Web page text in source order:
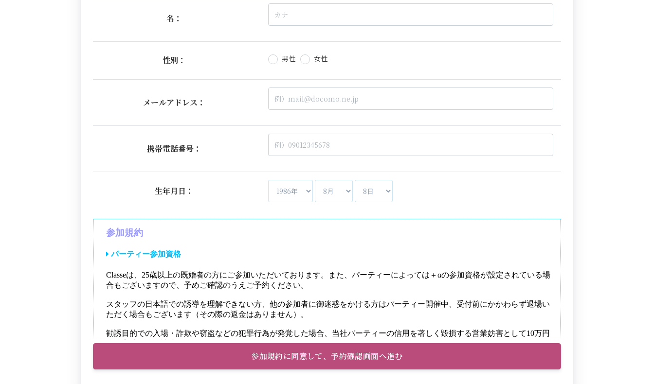
名：
性別： 男性 女性
メールアドレス：
携帯電話番号：
生年月日：
参加規約に同意して、予約確認画面へ進む